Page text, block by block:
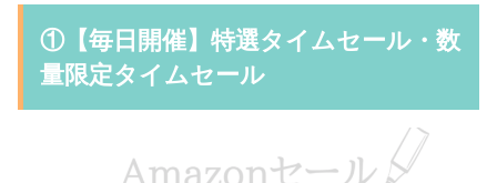
①【毎日開催】特選タイムセール・数
量限定タイムセール